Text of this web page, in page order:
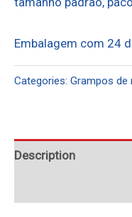
Embalagem com 24
Categories: Grampos de
Description